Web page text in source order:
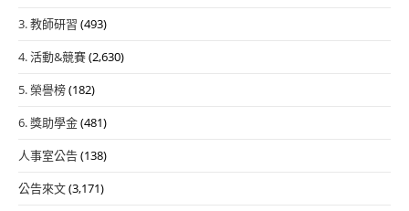
3. 教師研習 (493)
4. 活動&競賽(2,630)
5. 榮譽榜(182)
6. 獎助學金(481)
人事室公告(138)
公告來文(3,171)